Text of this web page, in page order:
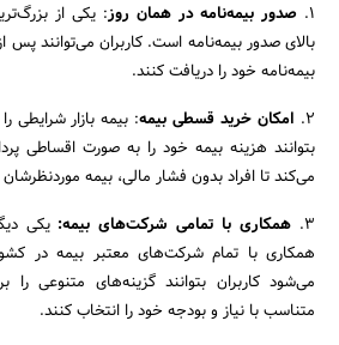
1. صدور بیمه‌نامه در همان روز: یکی از
بالای صدور بیمه‌نامه است. کاربران می‌توانند
بیمه‌نامه خود را دریافت کنند.
2. امکان خرید قسطی بیمه: بیمه بازار شرایطی
بتوانند هزینه بیمه خود را به صورت اقساطی
می‌کند تا افراد بدون فشار مالی، بیمه موردنظرشان
3. همکاری با تمامی شرکت‌های بیمه: یکی
همکاری با تمام شرکت‌های معتبر بیمه‌ در
می‌شود کاربران بتوانند گزینه‌های متنوعی را
متناسب با نیاز و بودجه خود را انتخاب کنند.